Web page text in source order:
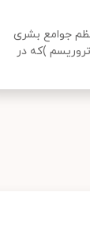
جوامع بشری
)که در